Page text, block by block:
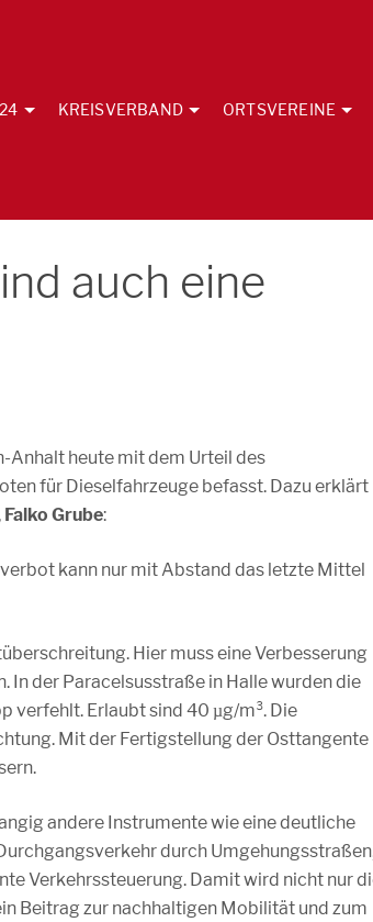
KREISVERBAND ORTSVEREINE
auch eine
Anhalt heute mit dem Urteil des
für Dieselfahrzeuge befasst. Dazu erklärt
Falko Grube:
kann nur mit Abstand das letzte Mittel
Hier muss eine Verbesserung
In der Paracelsusstraße in Halle wurden die
verfehlt. Erlaubt sind 40 µg/m³. Die
Mit der Fertigstellung der Osttangente
andere Instrumente wie eine deutliche
durch
Verkehrssteuerung. Damit wird nicht nur
Beitrag zur nachhaltigen Mobilität und zum